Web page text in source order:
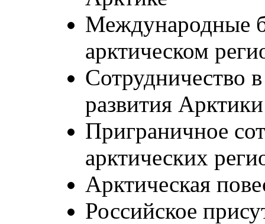
Международные
арктическом
Сотрудничество
развития Арктики
Приграничное
арктических
Арктическая
Российское